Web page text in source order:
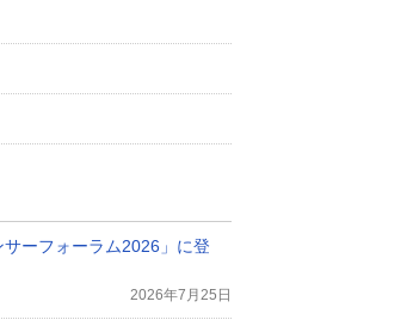
サーフォーラム2026」に登
2026年7月25日